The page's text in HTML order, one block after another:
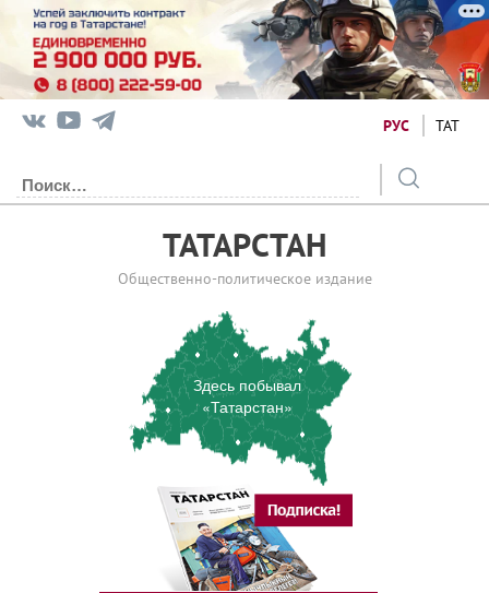
РУС ТАТ
ТАТАРСТАН
Общественно-политическое издание
Здесь побывал
«Татарстан»